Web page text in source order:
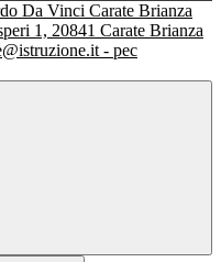
1, 20841 Carate Brianza
- pec